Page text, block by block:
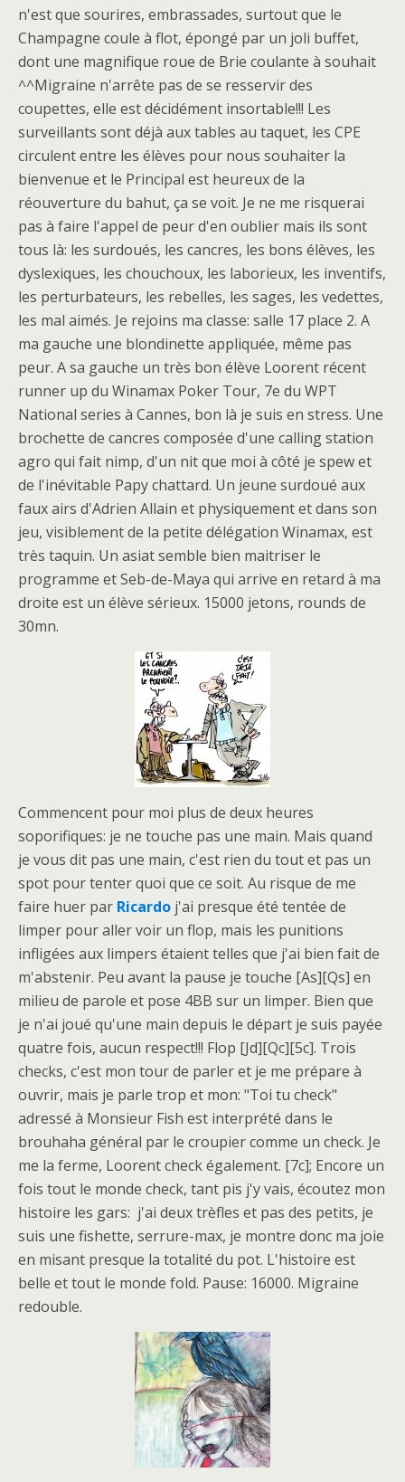
n'est que sourires, embrassades, surtout que le
Champagne coule à flot, épongé par un joli buffet,
dont une magnifique roue de Brie coulante à souhait
^^Migraine n'arrête pas de se resservir des
coupettes, elle est décidément insortable!!! Les
surveillants sont déjà aux tables au taquet, les CPE
circulent entre les élèves pour nous souhaiter la
bienvenue et le Principal est heureux de la
réouverture du bahut, ça se voit. Je ne me risquerai
pas à faire l'appel de peur d'en oublier mais ils sont
tous là: les surdoués, les cancres, les bons élèves, les
dyslexiques, les chouchoux, les laborieux, les inventifs,
les perturbateurs, les rebelles, les sages, les vedettes,
les mal aimés. Je rejoins ma classe: salle 17 place 2. A
ma gauche une blondinette appliquée, même pas
peur. A sa gauche un très bon élève Loorent récent
runner up du Winamax Poker Tour, 7e du WPT
National series à Cannes, bon là je suis en stress. Une
brochette de cancres composée d'une calling station
agro qui fait nimp, d'un nit que moi à côté je spew et
de l'inévitable Papy chattard. Un jeune surdoué aux
faux airs d'Adrien Allain et physiquement et dans son
jeu, visiblement de la petite délégation Winamax, est
très taquin. Un asiat semble bien maitriser le
programme et Seb-de-Maya qui arrive en retard à ma
droite est un élève sérieux. 15000 jetons, rounds de
30mn.
Commencent pour moi plus de deux heures
soporifiques: je ne touche pas une main. Mais quand
je vous dit pas une main, c'est rien du tout et pas un
spot pour tenter quoi que ce soit. Au risque de me
faire huer par Ricardo j'ai presque été tentée de
limper pour aller voir un flop, mais les punitions
infligées aux limpers étaient telles que j'ai bien fait de
m'abstenir. Peu avant la pause je touche [As][Qs] en
milieu de parole et pose 4BB sur un limper. Bien que
je n'ai joué qu'une main depuis le départ je suis payée
quatre fois, aucun respect!!! Flop [Jd][Qc][5c]. Trois
checks, c'est mon tour de parler et je me prépare à
ouvrir, mais je parle trop et mon: "Toi tu check"
adressé à Monsieur Fish est interprété dans le
brouhaha général par le croupier comme un check. Je
me la ferme, Loorent check également. [7c]; Encore un
fois tout le monde check, tant pis j'y vais, écoutez mon
histoire les gars: j'ai deux trèfles et pas des petits, je
suis une fishette, serrure-max, je montre donc ma joie
en misant presque la totalité du pot. L'histoire est
belle et tout le monde fold. Pause: 16000. Migraine
redouble.